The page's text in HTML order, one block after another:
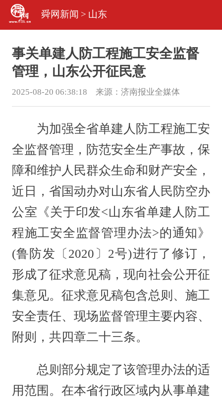
舜网新闻 > 山东
事关单建人防工程施工安全监督
管理，山东公开征民意
2025-08-20 06:38:18 来源： 济南报业全媒体
为加强全省单建人防工程施工安
全监督管理，防范安全生产事故，保
障和维护人民群众生命和财产安全，
近日，省国动办对山东省人民防空办
公室《关于印发<山东省单建人防工
程施工安全监督管理办法>的通知》
(鲁防发〔2020〕2号)进行了修订，
形成了征求意见稿，现向社会公开征
集意见。征求意见稿包含总则、施工
安全责任、现场监督管理主要内容、
附则，共四章二十三条。
总则部分规定了该管理办法的适
用范围。在本省行政区域内从事单建